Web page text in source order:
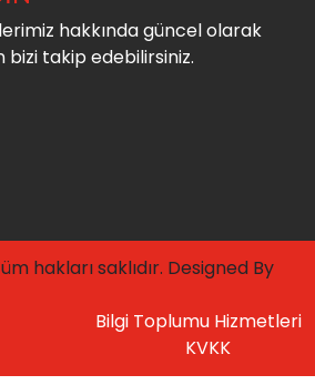
hakkında güncel olarak
takip edebilirsiniz.
hakları saklıdır. Designed By
Bilgi Toplumu Hizmetleri
KVKK